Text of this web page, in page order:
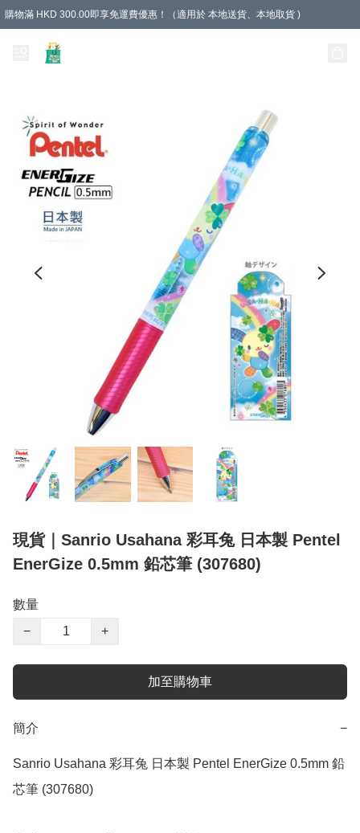
購物滿 HKD 300.00即享免運費優惠！（適用於 本地送貨、本地取貨 )
現貨｜Sanrio Usahana 彩耳兔 日本製 Pentel
EnerGize 0.5mm 鉛芯筆 (307680)
數量
−
+
加至購物車
簡介 −
Sanrio Usahana 彩耳兔 日本製 Pentel EnerGize 0.5mm 鉛
芯筆 (307680)